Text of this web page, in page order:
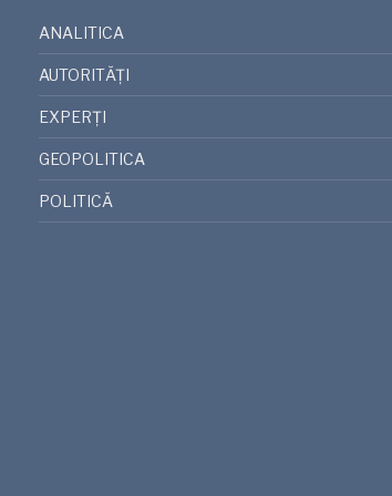
ANALITICA
AUTORITĂȚI
EXPERȚI
GEOPOLITICA
POLITICĂ